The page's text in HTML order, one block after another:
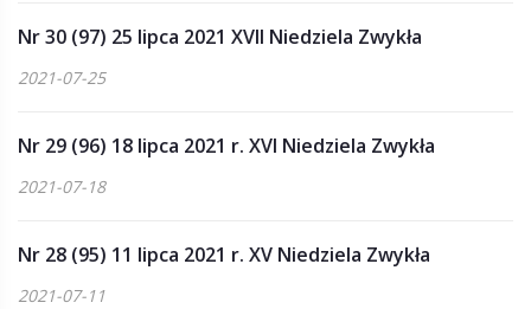
Nr 30 (97) 25 lipca 2021 XVII Niedziela Zwykła
2021-07-25
Nr 29 (96) 18 lipca 2021 r. XVI Niedziela Zwykła
2021-07-18
Nr 28 (95) 11 lipca 2021 r. XV Niedziela Zwykła
2021-07-11